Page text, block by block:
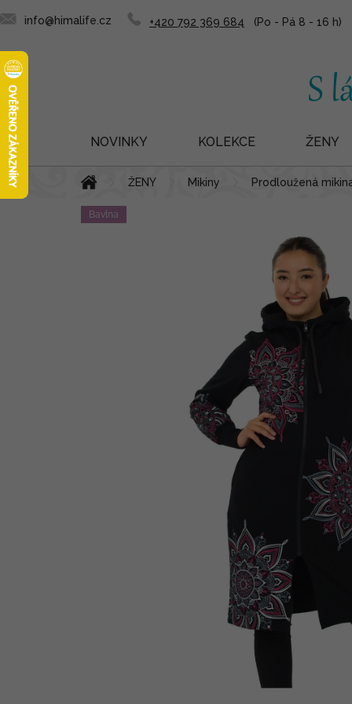
Přejít
na
obsah
+420 792 369 684
info@himalife.cz
NOVINKY KOLEKCE ŽENY
Domů ŽENY Mikiny Prodloužená
Bavlna